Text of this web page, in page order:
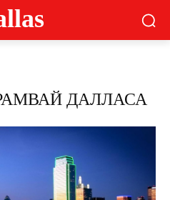
ДАЛЛАСА